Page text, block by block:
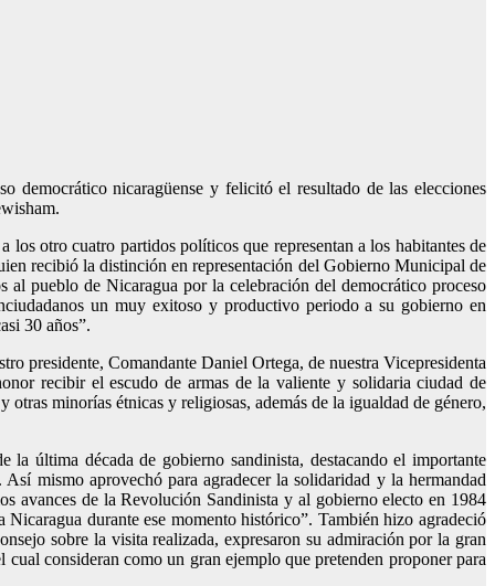
nicaragüense y felicitó el resultado de las elecciones
otro cuatro partidos políticos que representan a los habitantes de
recibió la distinción en representación del Gobierno Municipal de
al pueblo de Nicaragua por la celebración del democrático proceso
un muy exitoso y productivo periodo a su gobierno en
30 años”.
presidente, Comandante Daniel Ortega, de nuestra Vicepresidenta
recibir el escudo de armas de la valiente y solidaria ciudad de
minorías étnicas y religiosas, además de la igualdad de género,
última década de gobierno sandinista, destacando el importante
mismo aprovechó para agradecer la solidaridad y la hermandad
avances de la Revolución Sandinista y al gobierno electo en 1984
durante ese momento histórico”. También hizo agradeció
sobre la visita realizada, expresaron su admiración por la gran
consideran como un gran ejemplo que pretenden proponer para